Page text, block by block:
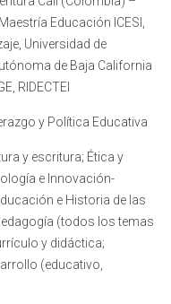
Educación ICESI,
Universidad de
de Baja California
RIDECTEI
y Política Educativa
y escritura; Ética y
e Innovación-
e Historia de las
(todos los temas
y didáctica;
(educativo,